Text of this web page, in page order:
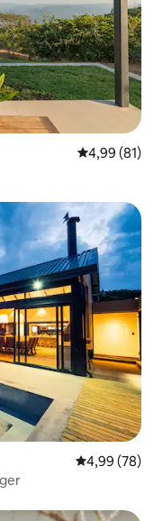
Évaluation
4,99 (81)
Évaluation
4,99 (78)